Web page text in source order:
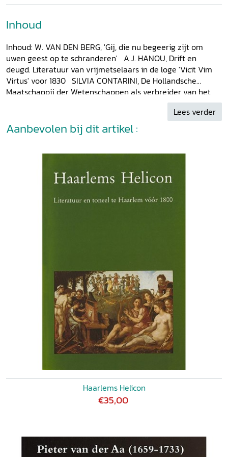
Inhoud
Inhoud: W. VAN DEN BERG, 'Gij, die nu begeerig zijt om
uwen geest op te schranderen' A.J. HANOU, Drift en
deugd. Literatuur van vrijmetselaars in de loge 'Vicit Vim
Virtus' voor 1830 SILVIA CONTARINI, De Hollandsche
Maatschappij der Wetenschappen als verbreider van het
verhevene G.J. VIS, De Haarlemse schooljaren van
Nicolaas Beets PETER VAN ZONNEVELD, Rondedans om
een doodskist. De kring rond het graf van Bilderdijk LISA
KUITERT, De bloemen van Bohn. Doel en samenstelling van
winkelbibliotheken in de negentiende eeuw KORRIE
KOREVAART, Droogstoppel in Haarlem. De Oprechte
Vereeniging. Debating Society MICKY CORNELISSEN, 'O
Haarlem van het Nederlandsch Tooneelverbond, 1879-
1900 BOUDIEN DE VRIES, Leescultuur van de elite. Het
Haarlemse leesmuseum aan het einde van de negentiende
eeuw TON VAN KALMTHOUT, Frits Smit Kleine en de
kunstkringen van Haarlem
Lees verder
Aanbevolen bij dit artikel :
Haarlems Helicon
€35,00